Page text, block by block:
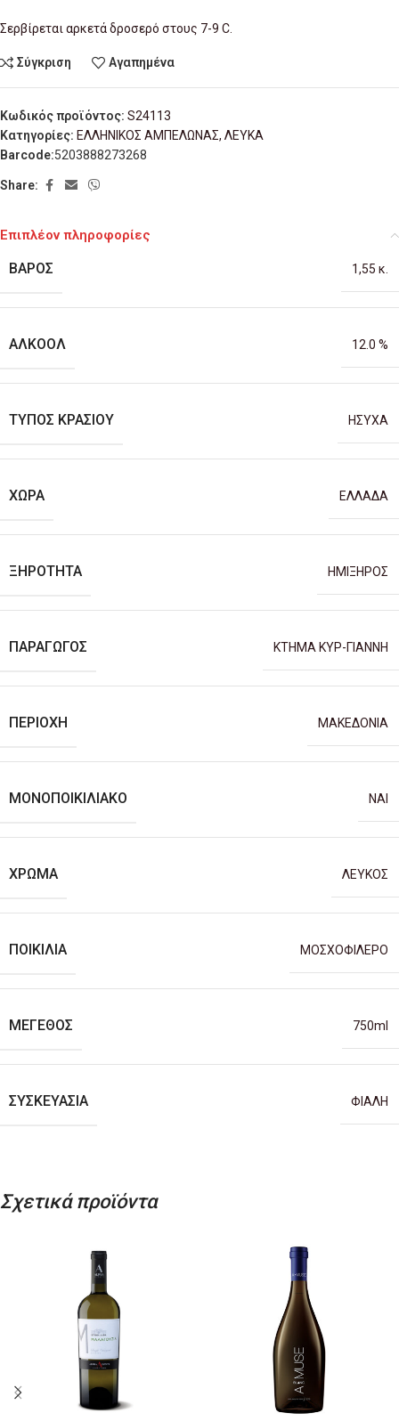
Σερβίρεται αρκετά δροσερό στους 7-9 C.
Σύγκριση Αγαπημένα
Κωδικός προϊόντος: S24113
Κατηγορίες: ΕΛΛΗΝΙΚΟΣ ΑΜΠΕΛΩΝΑΣ, ΛΕΥΚΑ
Barcode:5203888273268
Share:
Επιπλέον πληροφορίες
ΒΆΡΟΣ 1,55 κ.
ΑΛΚΟΌΛ 12.0 %
ΤΎΠΟΣ ΚΡΑΣΙΟΎ ΗΣΥΧΑ
ΧΏΡΑ ΕΛΛΑΔΑ
ΞΗΡΌΤΗΤΑ ΗΜΙΞΗΡΟΣ
ΠΑΡΑΓΩΓΌΣ ΚΤΗΜΑ ΚΥΡ-ΓΙΑΝΝΗ
ΠΕΡΙΟΧΉ ΜΑΚΕΔΟΝΙΑ
ΜΟΝΟΠΟΙΚΙΛΙΑΚΌ ΝΑΙ
ΧΡΏΜΑ ΛΕΥΚΟΣ
ΠΟΙΚΙΛΊΑ ΜΟΣΧΟΦΙΛΕΡΟ
ΜΈΓΕΘΟΣ 750ml
ΣΥΣΚΕΥΑΣΊΑ ΦΙΑΛΗ
Σχετικά προϊόντα